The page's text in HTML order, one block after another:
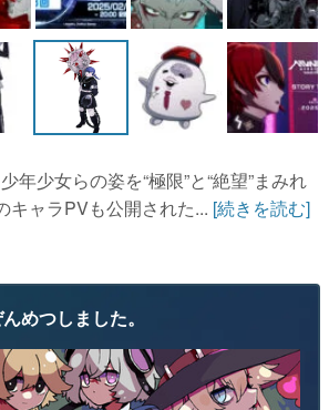
年少女らの姿を“極限”と“絶望”まみれ
キャラPVも公開された... [続きを読む]
めつしました。